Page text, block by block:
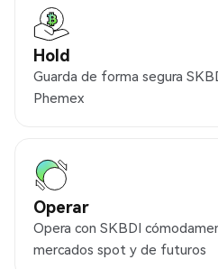
Hold
Guarda de forma segura
Phemex
Operar
Opera con SKBDI
mercados spot y de futuros